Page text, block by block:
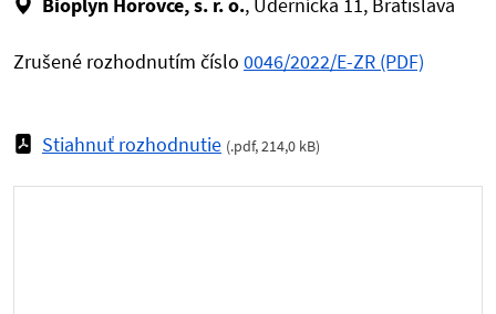
Zrušené rozhodnutím číslo 0046/2022/E-ZR (PDF)
Stiahnuť rozhodnutie (.pdf,214,0 kB)